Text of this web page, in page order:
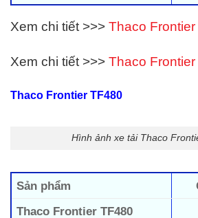
Xem chi tiết >>> Thaco
Xem chi tiết >>> Thaco
Thaco Frontier TF480
Hình ảnh xe tải Thaco
Sản phẩm
Thaco Frontier TF480